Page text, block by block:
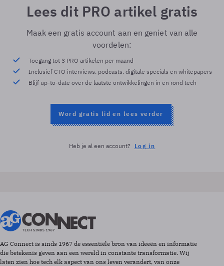
Lees dit PRO artikel gratis
Maak een gratis account aan en geniet van alle
voordelen:
Toegang tot 3 PRO artikelen per maand
Inclusief CTO interviews, podcasts, digitale specials en whitepapers
Blijf up-to-date over de laatste ontwikkelingen in en rond tech
Word gratis lid en lees verder
Heb je al een account? Log in
AG Connect is sinds 1967 de essentiële bron van ideeën en informatie
die betekenis geven aan een wereld in constante transformatie. Wij
laten zien hoe tech elk aspect van ons leven verandert, van onze